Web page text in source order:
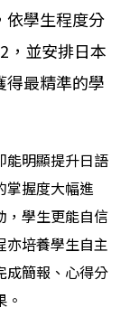
依學生程度分
，並安排日本
得最精準的學
能明顯提升日語
掌握度大幅進
，學生更能自信
培養學生自主
成簡報、心得分